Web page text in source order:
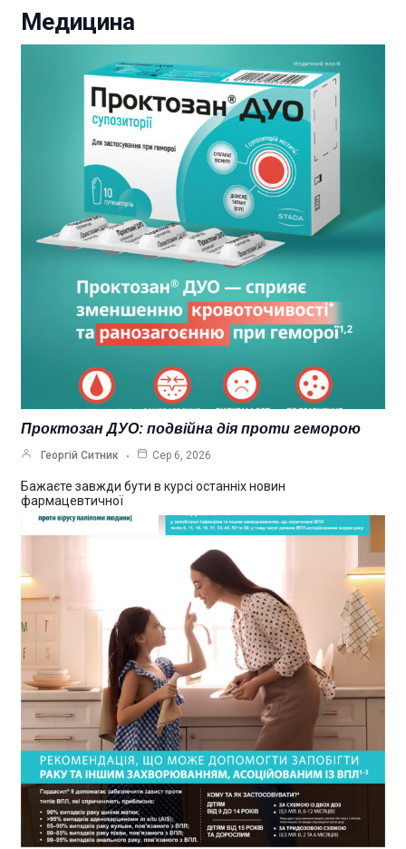
Медицина
Проктозан ДУО: подвійна дія проти геморою
Георгій Ситник Сер 6, 2026
Бажаєте завжди бути в курсі останніх новин
фармацевтичної